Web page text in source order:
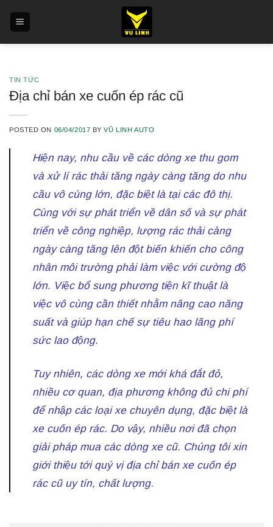
TIN TỨC
Địa chỉ bán xe cuốn ép rác cũ
POSTED ON 06/04/2017 BYVŨ LINH AUTO
Hiện nay, nhu cầu về các dòng xe thu gom
và xử lí rác thải tăng ngày càng tăng do nhu
cầu vô cùng lớn, đặc biệt là tại các đô thị.
Cùng với sự phát triển về dân số và sự phát
triển về công nghiệp, lượng rác thải càng
ngày càng tăng lên đột biến khiến cho công
nhân môi trường phải làm việc với cường độ
lớn. Việc bổ sung phương tiện kĩ thuật là
việc vô cùng cần thiết nhằm nâng cao năng
suất và giúp hạn chế sự tiêu hao lãng phí
sức lao động.
Tuy nhiên, các dòng xe mới khá đắt đỏ,
nhiều cơ quan, địa phương không đủ chi phí
để nhập các loại xe chuyên dụng, đặc biệt là
xe cuốn ép rác. Do vậy, nhiều nơi đã chọn
giải pháp mua các dòng xe cũ. Chúng tôi xin
giới thiệu tới quý vị địa chỉ bán xe cuốn ép
rác cũ uy tín, chất lượng.